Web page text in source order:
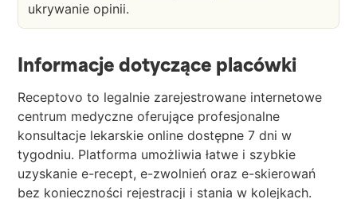
ukrywanie opinii.
Informacje dotyczące placówki
Receptovo to legalnie zarejestrowane internetowe
centrum medyczne oferujące profesjonalne
konsultacje lekarskie online dostępne 7 dni w
tygodniu. Platforma umożliwia łatwe i szybkie
uzyskanie e-recept, e-zwolnień oraz e-skierowań
bez konieczności rejestracji i stania w kolejkach.